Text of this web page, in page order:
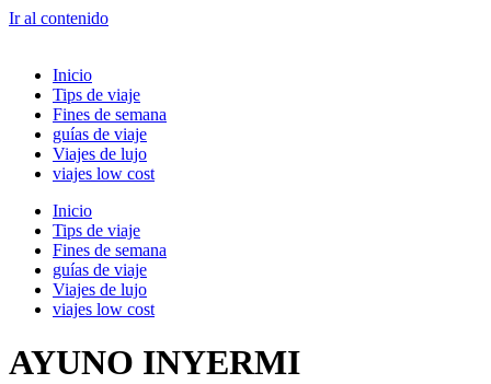
Ir al contenido
Inicio
Tips de viaje
Fines de semana
guías de viaje
Viajes de lujo
viajes low cost
Inicio
Tips de viaje
Fines de semana
guías de viaje
Viajes de lujo
viajes low cost
AYUNO INYERMI